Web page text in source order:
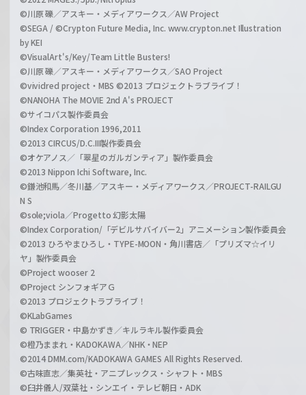
©川原 礫／アスキー・メディアワークス／AW Project
©SEGA / ©Crypton Future Media, Inc. www.crypton.net Illustration
by KEI
©VisualArt's/Key/Team Little Busters!
©川原 礫／アスキー・メディアワークス／SAO Project
©vividred project・MBS ©2013 プロジェクトラブライブ！
©NANOHA The MOVIE 2nd A's PROJECT
©サイコパス製作委員会
©Index Corporation 1996,2011
©2013 CIRCUS/D.C.III製作委員会
©オケアノス／「翠星のガルガンティア」製作委員会
©2013 Nippon Ichi Software, Inc.
©鎌池和馬／冬川基／アスキー・メディアワークス／PROJECT-RAILGU
N S
©sole;viola／Progetto 幻影太陽
©Index Corporation/「デビルサバイバー2」アニメーション製作委員会
©2013 ひろやまひろし・TYPE-MOON・角川書店／「プリズマ☆イリ
ヤ」製作委員会
©Project wooser 2
©Project シンフォギアＧ
©2013 プロジェクトラブライブ！
©KLabGames
© TRIGGER・中島かずき／キルラキル製作委員会
©橙乃ままれ・KADOKAWA／NHK・NEP
©2014 DMM.com/KADOKAWA GAMES All Rights Reserved.
©古味直志／集英社・アニプレックス・シャフト・MBS
©臼井儀人/双葉社・シンエイ・テレビ朝日・ADK